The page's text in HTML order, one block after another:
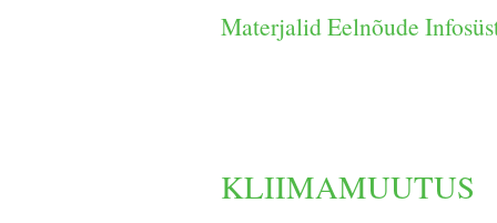
Materjalid Eelnõude
KLIIMAMUUTUS